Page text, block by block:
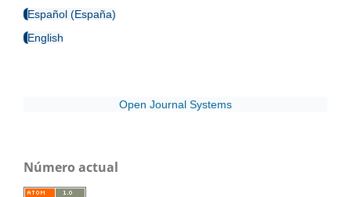
Español (España)
English
Open Journal Systems
Número actual